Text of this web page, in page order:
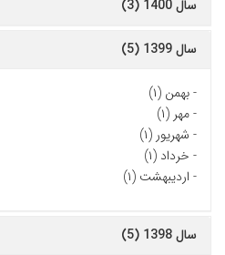
سال 1400 (3)
سال 1399 (5)
-بهمن (۱)
-مهر (۱)
- شهریور (۱)
- خرداد (۱)
- اردیبهشت (۱)
سال 1398 (5)